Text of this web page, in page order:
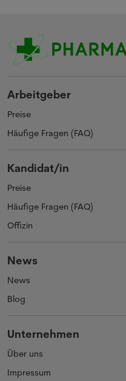
Arbeitgeber
Preise
Häufige Fragen (FAQ)
Kandidat/in
Preise
Häufige Fragen (FAQ)
Offizin
News
News
Blog
Unternehmen
Über uns
Impressum